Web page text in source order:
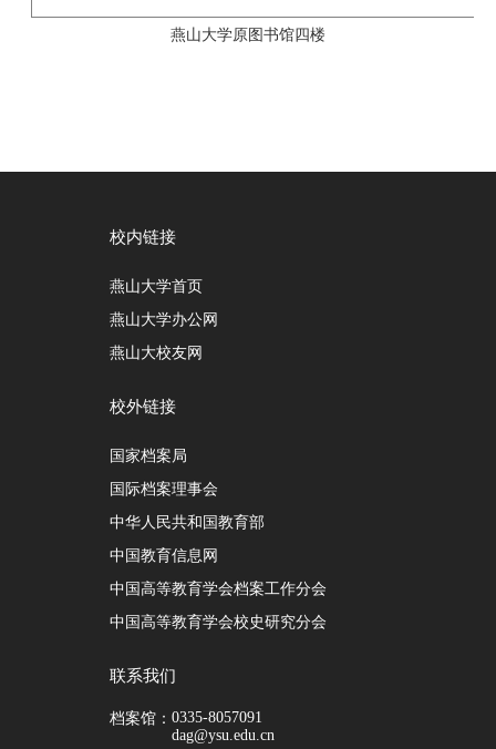
燕山大学原图书馆四楼
校内链接
燕山大学首页
燕山大学办公网
燕山大校友网
校外链接
国家档案局
国际档案理事会
中华人民共和国教育部
中国教育信息网
中国高等教育学会档案工作分会
中国高等教育学会校史研究分会
联系我们
档案馆： 0335-8057091
dag@ysu.edu.cn